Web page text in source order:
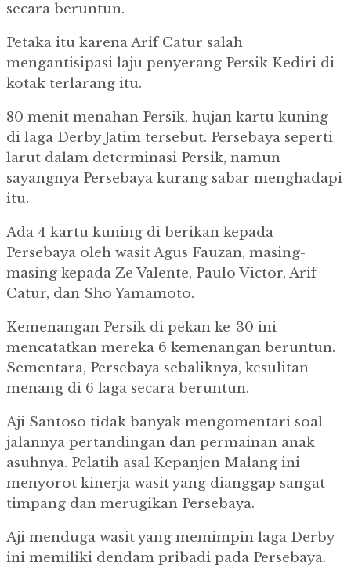
secara beruntun.
Petaka itu karena Arif Catur salah
mengantisipasi laju penyerang Persik Kediri di
kotak terlarang itu.
80 menit menahan Persik, hujan kartu kuning
di laga Derby Jatim tersebut. Persebaya seperti
larut dalam determinasi Persik, namun
sayangnya Persebaya kurang sabar menghadapi
itu.
Ada 4 kartu kuning di berikan kepada
Persebaya oleh wasit Agus Fauzan, masing-
masing kepada Ze Valente, Paulo Victor, Arif
Catur, dan Sho Yamamoto.
Kemenangan Persik di pekan ke-30 ini
mencatatkan mereka 6 kemenangan beruntun.
Sementara, Persebaya sebaliknya, kesulitan
menang di 6 laga secara beruntun.
Aji Santoso tidak banyak mengomentari soal
jalannya pertandingan dan permainan anak
asuhnya. Pelatih asal Kepanjen Malang ini
menyorot kinerja wasit yang dianggap sangat
timpang dan merugikan Persebaya.
Aji menduga wasit yang memimpin laga Derby
ini memiliki dendam pribadi pada Persebaya.